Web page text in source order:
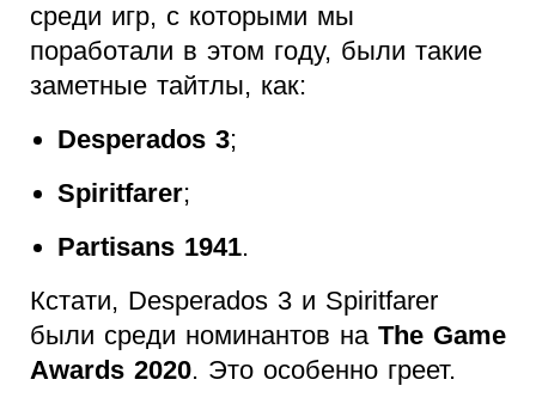
среди игр, с которыми мы
поработали в этом году, были такие
заметные тайтлы, как:
Desperados 3;
Spiritfarer;
Partisans 1941.
Кстати, Desperados 3 и Spiritfarer
были среди номинантов на The Game
Awards 2020. Это особенно греет.